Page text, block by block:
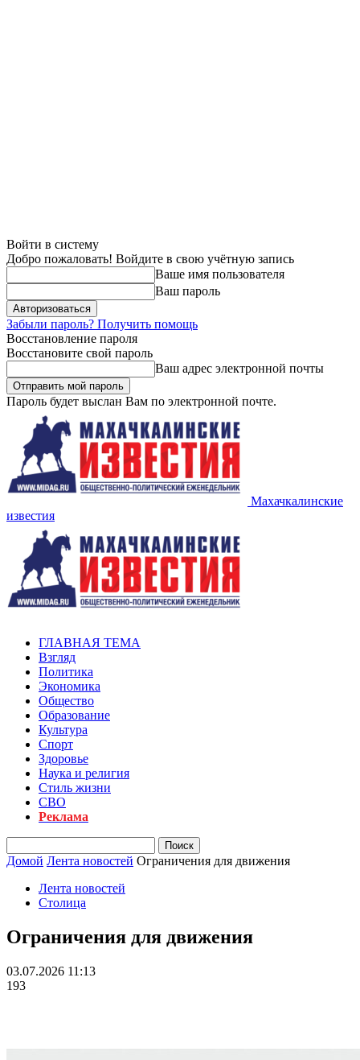
Войти в систему
Добро пожаловать! Войдите в свою учётную запись
Ваше имя пользователя
Ваш пароль
Забыли пароль? Получить помощь
Восстановление пароля
Восстановите свой пароль
Ваш адрес электронной почты
Пароль будет выслан Вам по электронной почте.
Махачкалинские
известия
ГЛАВНАЯ ТЕМА
Взгляд
Политика
Экономика
Общество
Образование
Культура
Спорт
Здоровье
Наука и религия
Стиль жизни
СВО
Реклама
Домой Лента новостей Ограничения для движения
Лента новостей
Столица
Ограничения для движения
03.07.2026 11:13
193